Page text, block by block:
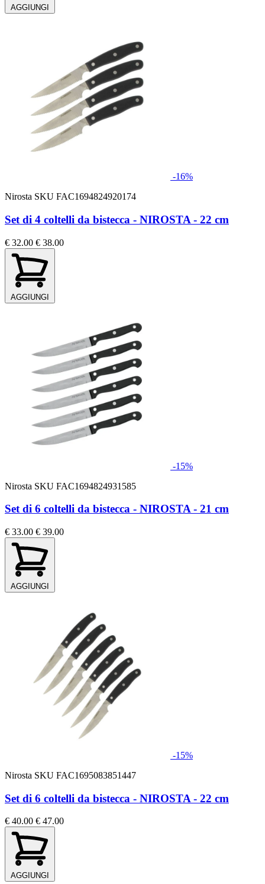
AGGIUNGI
-16%
Nirosta SKU FAC1694824920174
Set di 4 coltelli da bistecca - NIROSTA - 22 cm
€ 32.00 € 38.00
AGGIUNGI
-15%
Nirosta SKU FAC1694824931585
Set di 6 coltelli da bistecca - NIROSTA - 21 cm
€ 33.00 € 39.00
AGGIUNGI
-15%
Nirosta SKU FAC1695083851447
Set di 6 coltelli da bistecca - NIROSTA - 22 cm
€ 40.00 € 47.00
AGGIUNGI